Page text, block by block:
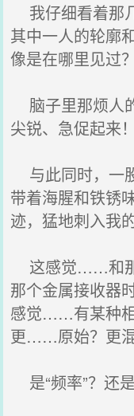
我仔细看着那
其中一人的轮廓
像是在哪里见过？
脑子里那烦人
尖锐、急促起来
与此同时，一
带着海腥和铁锈
迹，猛地刺入我
这感觉……和那
那个金属接收器
感觉……有某种相
更……原始？更混
是“频率”？还